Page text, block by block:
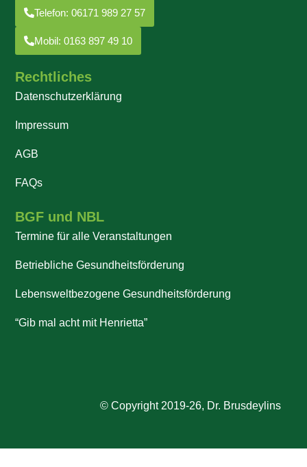
BGF und NBL
Termine für alle Veranstaltungen
Betriebliche Gesundheitsförderung
Lebensweltbezogene Gesundheitsförderung
“Gib mal acht mit Henrietta”
Rechtliches
Datenschutzerklärung
Impressum
AGB
FAQs
Telefon: 06171 989 27 57
Mobil: 0163 897 49 10
© Copyright 2019-26, Dr. Brusdeylins